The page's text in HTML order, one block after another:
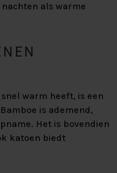
als warme
warm heeft, is een
is ademend,
Het is bovendien
katoen biedt